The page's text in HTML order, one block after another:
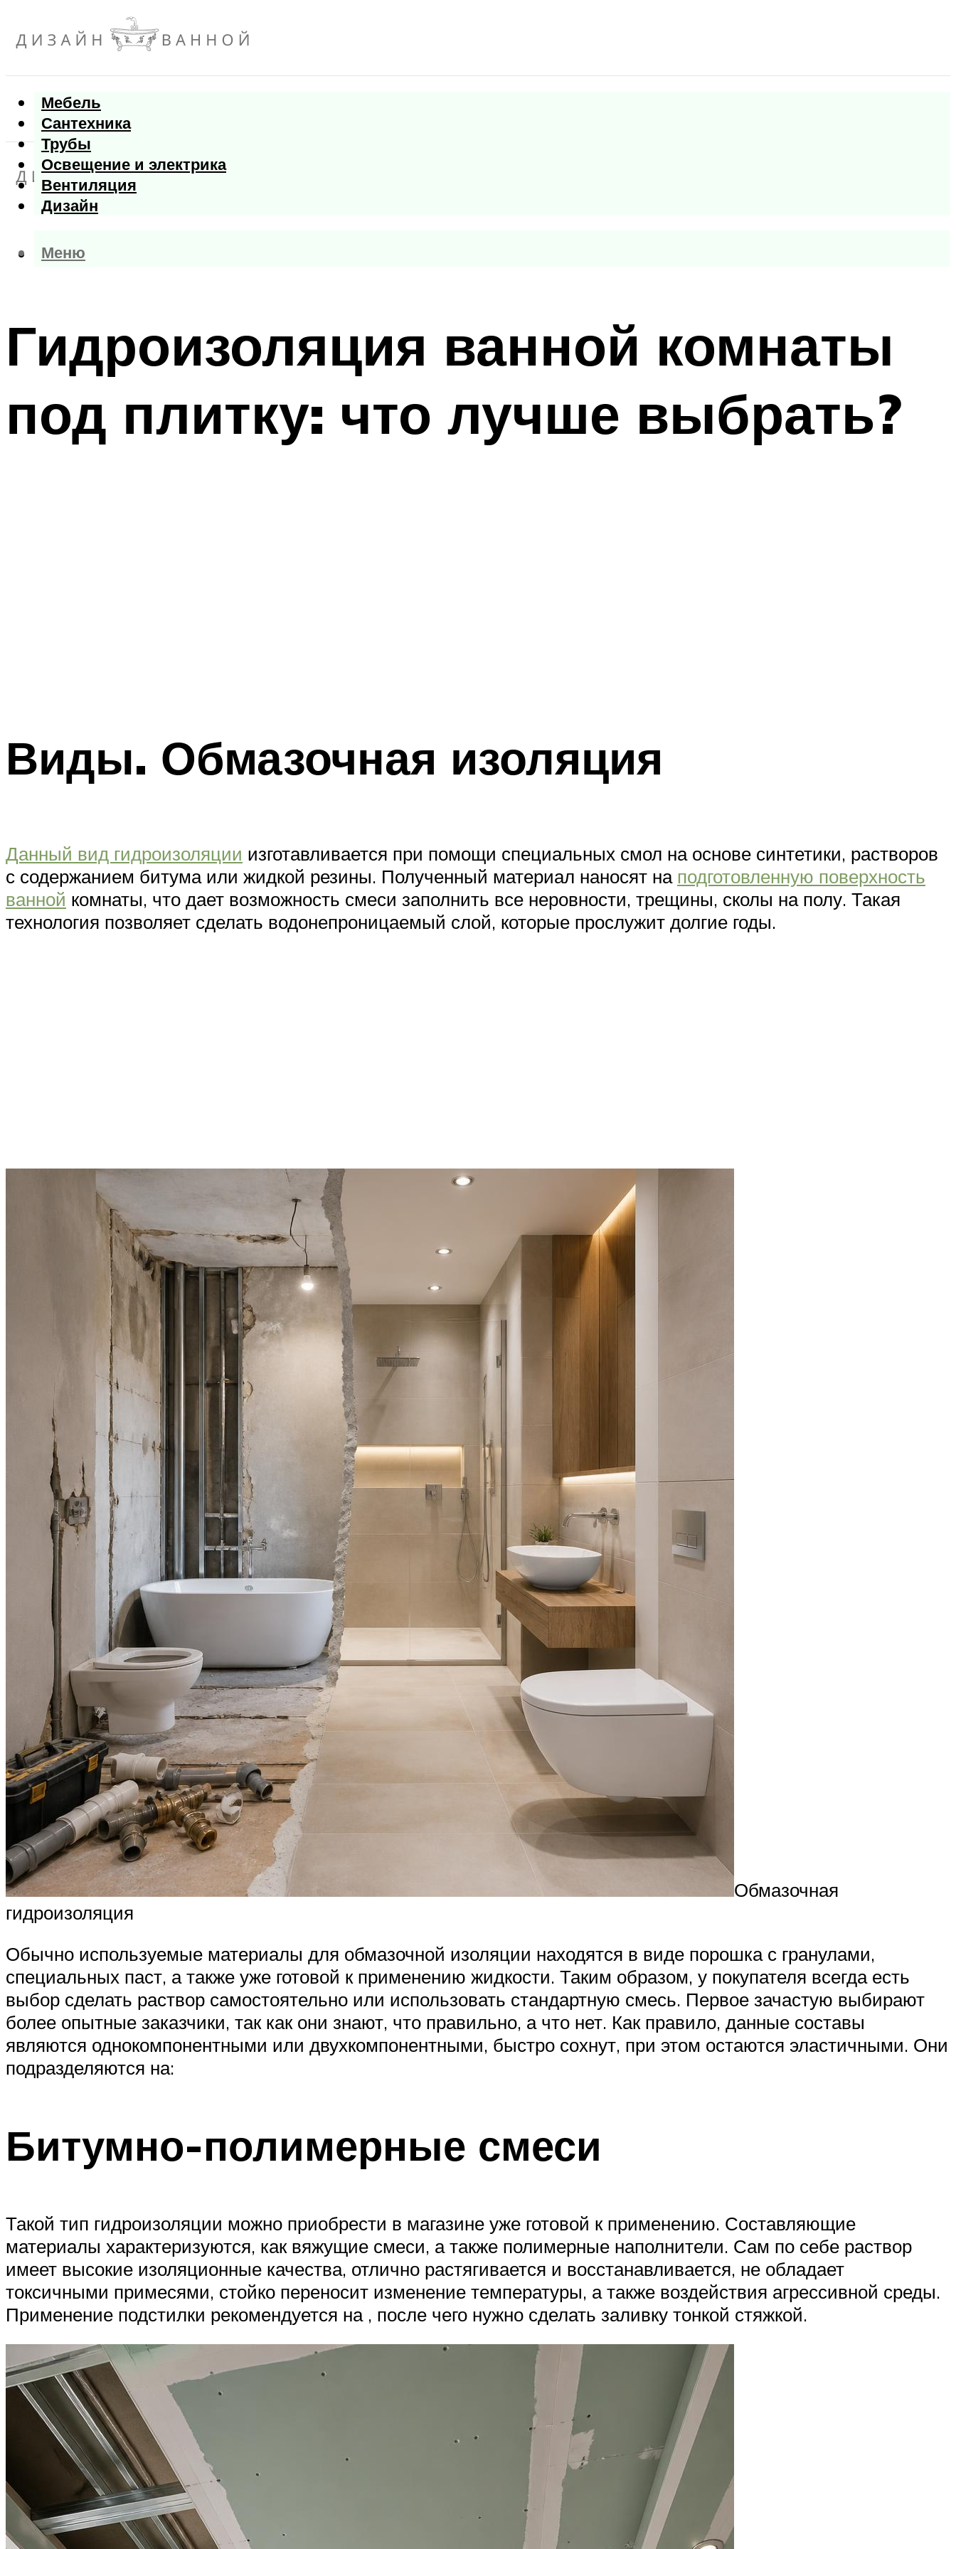
Мебель
Сантехника
Трубы
Освещение и электрика
Вентиляция
Дизайн
Меню
Меню
Гидроизоляция ванной комнаты
под плитку: что лучше выбрать?
Виды. Обмазочная изоляция
Данный вид гидроизоляции изготавливается при помощи специальных смол на основе синтетики, растворов
с содержанием битума или жидкой резины. Полученный материал наносят на подготовленную поверхность
ванной комнаты, что дает возможность смеси заполнить все неровности, трещины, сколы на полу. Такая
технология позволяет сделать водонепроницаемый слой, которые прослужит долгие годы.
Обмазочная
гидроизоляция
Обычно используемые материалы для обмазочной изоляции находятся в виде порошка с гранулами,
специальных паст, а также уже готовой к применению жидкости. Таким образом, у покупателя всегда есть
выбор сделать раствор самостоятельно или использовать стандартную смесь. Первое зачастую выбирают
более опытные заказчики, так как они знают, что правильно, а что нет. Как правило, данные составы
являются однокомпонентными или двухкомпонентными, быстро сохнут, при этом остаются эластичными. Они
подразделяются на:
Битумно-полимерные смеси
Такой тип гидроизоляции можно приобрести в магазине уже готовой к применению. Составляющие
материалы характеризуются, как вяжущие смеси, а также полимерные наполнители. Сам по себе раствор
имеет высокие изоляционные качества, отлично растягивается и восстанавливается, не обладает
токсичными примесями, стойко переносит изменение температуры, а также воздействия агрессивной среды.
Применение подстилки рекомендуется на , после чего нужно сделать заливку тонкой стяжкой.